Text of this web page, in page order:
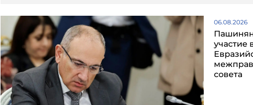
06.08.2026
участие
совета